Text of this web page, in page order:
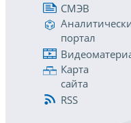
СМЭВ
портал
Карта
сайта
RSS